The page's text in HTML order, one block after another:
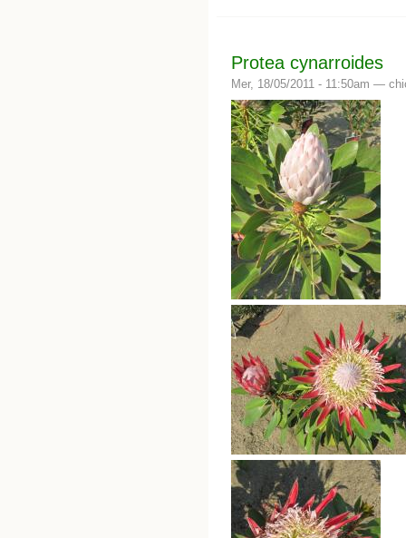
Protea cynarroides
Mer, 18/05/2011 - 11:50am —